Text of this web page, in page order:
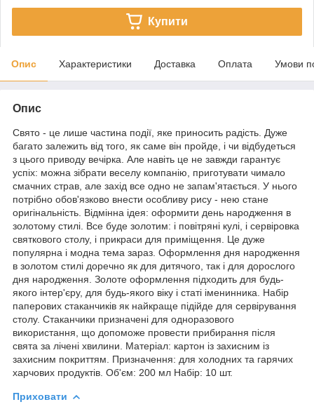
Купити
Опис Характеристики Доставка Оплата Умови
Опис
Свято - це лише частина події, яке приносить радість. Дуже
багато залежить від того, як саме він пройде, і чи відбудеться
з цього приводу вечірка. Але навіть це не завжди гарантує
успіх: можна зібрати веселу компанію, приготувати чимало
смачних страв, але захід все одно не запам'ятається. У нього
потрібно обов'язково внести особливу рису - нею стане
оригінальність. Відмінна ідея: оформити день народження в
золотому стилі. Все буде золотим: і повітряні кулі, і сервіровка
святкового столу, і прикраси для приміщення. Це дуже
популярна і модна тема зараз. Оформлення дня народження
в золотом стилі доречно як для дитячого, так і для дорослого
дня народження. Золоте оформлення підходить для будь-
якого інтер'єру, для будь-якого віку і статі іменинника. Набір
паперових стаканчиків як найкраще підійде для сервірування
столу. Стаканчики призначені для одноразового
використання, що допоможе провести прибирання після
свята за лічені хвилини. Матеріал: картон із захисним із
захисним покриттям. Призначення: для холодних та гарячих
харчових продуктів. Об'єм: 200 мл Набір: 10 шт.
Приховати